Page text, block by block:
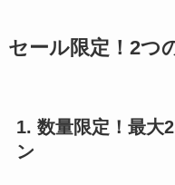
セール限定！2つ
1. 数量限定！最大
ン